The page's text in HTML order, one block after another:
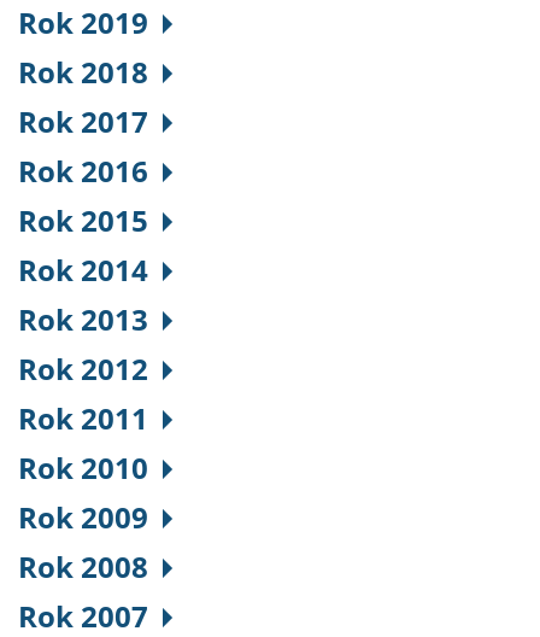
Rok 2019
Rok 2018
Rok 2017
Rok 2016
Rok 2015
Rok 2014
Rok 2013
Rok 2012
Rok 2011
Rok 2010
Rok 2009
Rok 2008
Rok 2007